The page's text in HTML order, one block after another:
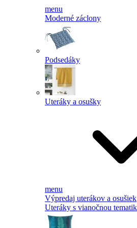
menu
Moderné záclony
Podsedáky
Uteráky a osušky
menu
Výpredaj uterákov a osušiek
Uteráky s vianočnou